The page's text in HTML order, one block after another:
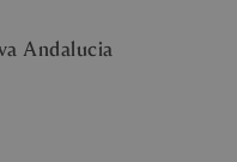
Andalucia